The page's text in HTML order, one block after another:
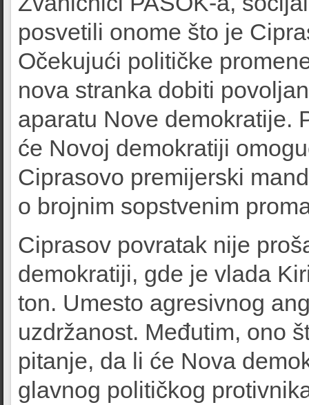
posvetili onome što je
Očekujući političke
nova stranka dobiti
aparatu Nove demokratije.
će Novoj demokratiji
Ciprasovo premijerski
o brojnim sopstvenim
Ciprasov povratak nije
demokratiji, gde je vlada
ton. Umesto agresivnog
uzdržanost. Međutim, ono
pitanje, da li će Nova
glavnog političkog